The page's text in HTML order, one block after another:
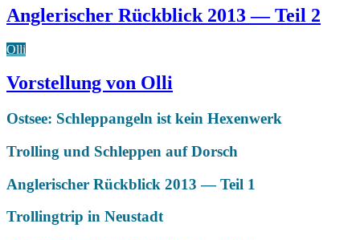
Anglerischer Rückblick 2013 — Teil 2
Olli
Vorstellung von Olli
Ostsee: Schleppangeln ist kein Hexenwerk
Trolling und Schleppen auf Dorsch
Anglerischer Rückblick 2013 — Teil 1
Trollingtrip in Neustadt